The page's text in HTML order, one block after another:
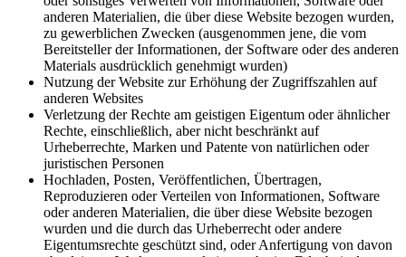
anderen Materialien, die über diese Website bezogen wurden,
zu gewerblichen Zwecken (ausgenommen jene, die vom
Bereitsteller der Informationen, der Software oder des anderen
Materials ausdrücklich genehmigt wurden)
Nutzung der Website zur Erhöhung der Zugriffszahlen auf
anderen Websites
Verletzung der Rechte am geistigen Eigentum oder ähnlicher
Rechte, einschließlich, aber nicht beschränkt auf
Urheberrechte, Marken und Patente von natürlichen oder
juristischen Personen
Hochladen, Posten, Veröffentlichen, Übertragen,
Reproduzieren oder Verteilen von Informationen, Software
oder anderen Materialien, die über diese Website bezogen
wurden und die durch das Urheberrecht oder andere
Eigentumsrechte geschützt sind, oder Anfertigung von davon